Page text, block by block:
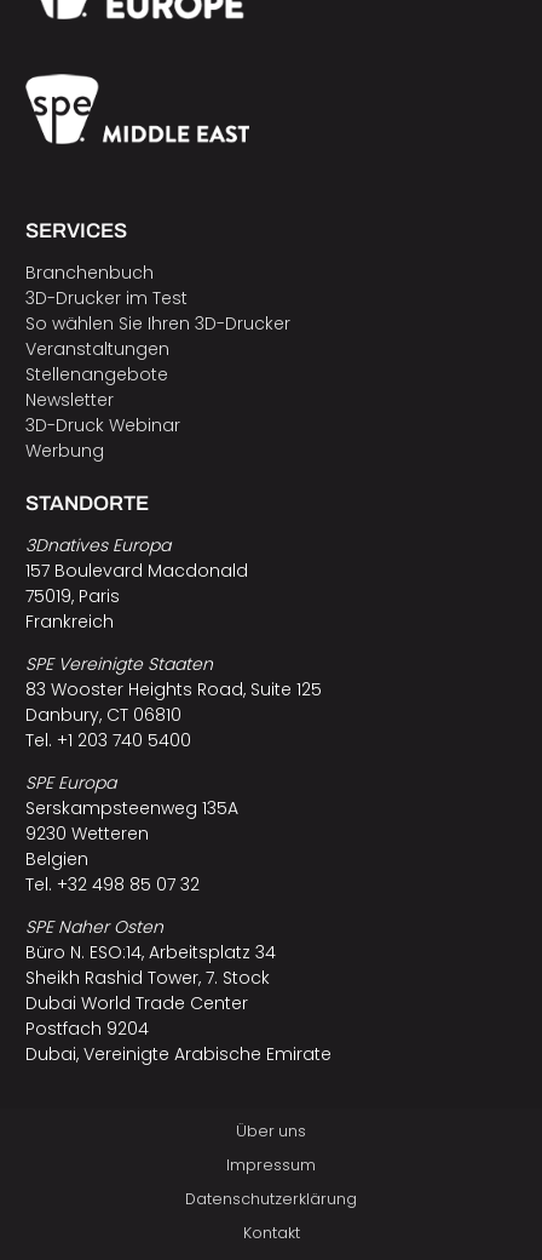
SERVICES
Branchenbuch
3D-Drucker im Test
So wählen Sie Ihren 3D-Drucker
Veranstaltungen
Stellenangebote
Newsletter
3D-Druck Webinar
Werbung
STANDORTE
3Dnatives Europa
157 Boulevard Macdonald
75019, Paris
Frankreich
SPE Vereinigte Staaten
83 Wooster Heights Road, Suite 125
Danbury, CT 06810
Tel. +1 203 740 5400
SPE Europa
Serskampsteenweg 135A
9230 Wetteren
Belgien
Tel. +32 498 85 07 32
SPE Naher Osten
Büro N. ESO:14, Arbeitsplatz 34
Sheikh Rashid Tower, 7. Stock
Dubai World Trade Center
Postfach 9204
Dubai, Vereinigte Arabische Emirate
Über uns
Impressum
Datenschutzerklärung
Kontakt